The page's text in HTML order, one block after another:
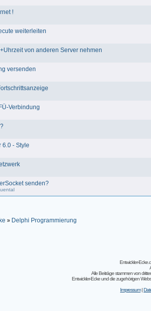
!
weiterleiten
von anderen Server nehmen
versenden
Verbindung
6.0 - Style
senden?
» Delphi Programmierung
Entwickler-
Alle Beiträge stammen von
Entwickler-Ecke und die zugehörigen
Impressum|